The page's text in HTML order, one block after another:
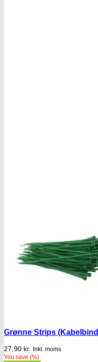
Grønne Strips
27,90 kr. Inkl. moms
You save (%)